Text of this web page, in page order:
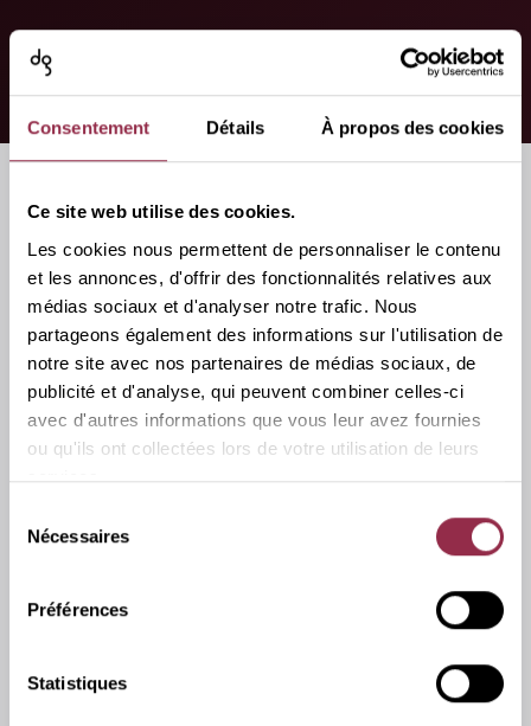
Consentement Détails À propos des cookies
Ce site web utilise des cookies.
Les cookies nous permettent de personnaliser le contenu
et les annonces, d'offrir des fonctionnalités relatives aux
médias sociaux et d'analyser notre trafic. Nous
partageons également des informations sur l'utilisation de
notre site avec nos partenaires de médias sociaux, de
publicité et d'analyse, qui peuvent combiner celles-ci
avec d'autres informations que vous leur avez fournies
ou qu'ils ont collectées lors de votre utilisation de leurs
services.
Nécessaires
Préférences
Statistiques
Montageanleitungen
Accessoires